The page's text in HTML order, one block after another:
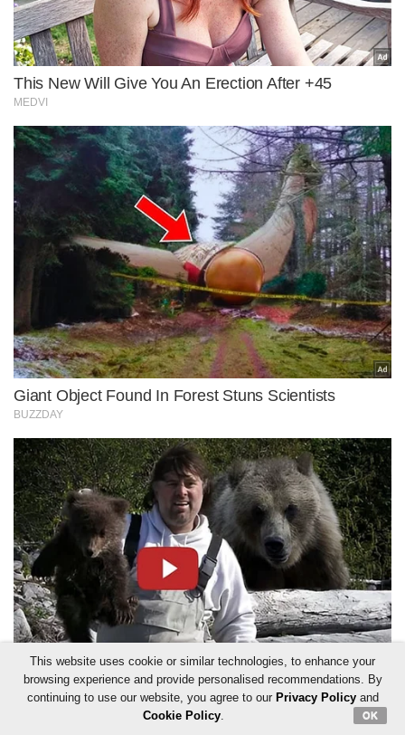
This website uses cookie or similar technologies, to enhance your
browsing experience and provide personalised recommendations. By
continuing to use our website, you agree to our Privacy Policyand
Cookie Policy. OK